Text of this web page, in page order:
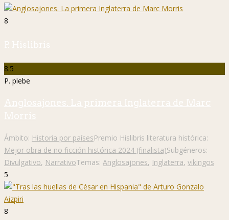
8
P. Hislibris
8.5
P. plebe
Anglosajones. La primera Inglaterra de Marc
Morris
Ámbito: Historia por paísesPremio Hislibris literatura histórica:
Mejor obra de no ficción histórica 2024 (finalista)Subgéneros:
Divulgativo, NarrativoTemas: Anglosajones, Inglaterra, vikingos
5
8